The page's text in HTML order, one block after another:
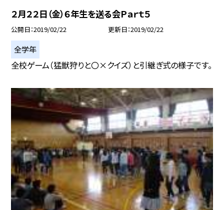
２月２２日（金）６年生を送る会Ｐａｒｔ５
公開日 2019/02/22 更新日 2019/02/22
全学年
全校ゲーム（猛獣狩りと〇×クイズ）と引継ぎ式の様子です。